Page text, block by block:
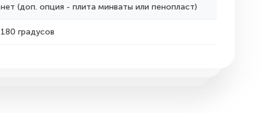
нет (доп. опция - плита минваты или пенопласт)
180 градусов